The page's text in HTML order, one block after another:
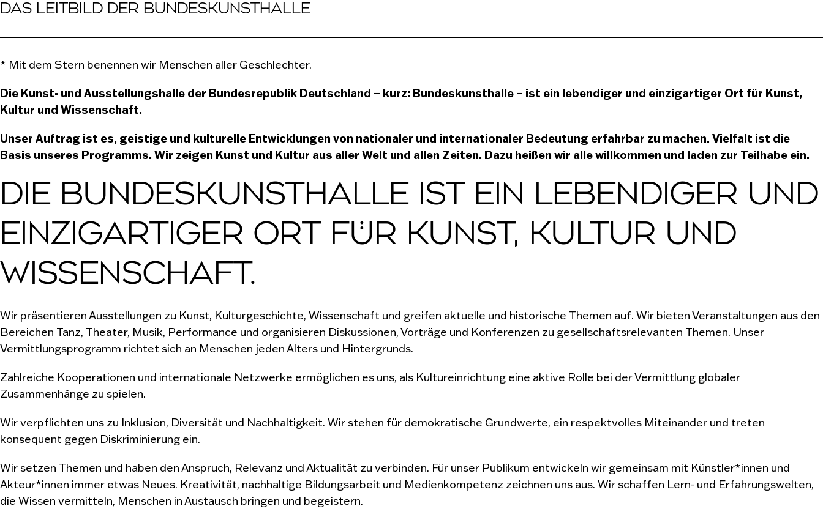
DAS LEITBILD DER BUNDESKUNSTHALLE
* Mit dem Stern benennen wir Menschen aller Geschlechter.
Die Kunst- und Ausstellungshalle der Bundesrepublik Deutschland – kurz: Bundeskunsthalle – ist ein lebendiger und einzigartiger Ort für Kunst,
Kultur und Wissenschaft.
Unser Auftrag ist es, geistige und kulturelle Entwicklungen von nationaler und internationaler Bedeutung erfahrbar zu machen. Vielfalt ist die
Basis unseres Programms. Wir zeigen Kunst und Kultur aus aller Welt und allen Zeiten. Dazu heißen wir alle willkommen und laden zur Teilhabe ein.
DIE BUNDESKUNSTHALLE IST EIN LEBENDIGER UND
EINZIGARTIGER ORT FÜR KUNST, KULTUR UND
WISSENSCHAFT.
Wir präsentieren Ausstellungen zu Kunst, Kulturgeschichte, Wissenschaft und greifen aktuelle und historische Themen auf. Wir bieten Veranstaltungen aus den
Bereichen Tanz, Theater, Musik, Performance und organisieren Diskussionen, Vorträge und Konferenzen zu gesellschaftsrelevanten Themen. Unser
Vermittlungsprogramm richtet sich an Menschen jeden Alters und Hintergrunds.
Zahlreiche Kooperationen und internationale Netzwerke ermöglichen es uns, als Kultureinrichtung eine aktive Rolle bei der Vermittlung globaler
Zusammenhänge zu spielen.
Wir verpflichten uns zu Inklusion, Diversität und Nachhaltigkeit. Wir stehen für demokratische Grundwerte, ein respektvolles Miteinander und treten
konsequent gegen Diskriminierung ein.
Wir setzen Themen und haben den Anspruch, Relevanz und Aktualität zu verbinden. Für unser Publikum entwickeln wir gemeinsam mit Künstler*innen und
Akteur*innen immer etwas Neues. Kreativität, nachhaltige Bildungsarbeit und Medienkompetenz zeichnen uns aus. Wir schaffen Lern- und Erfahrungswelten,
die Wissen vermitteln, Menschen in Austausch bringen und begeistern.